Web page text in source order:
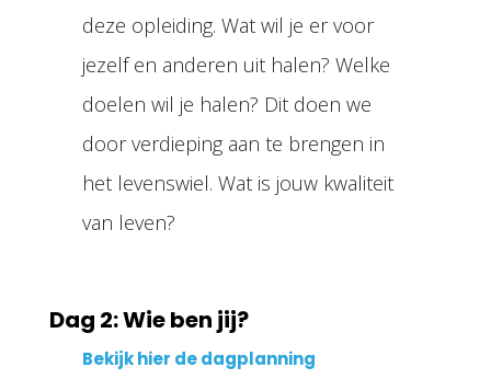
deze opleiding. Wat wil je er voor
jezelf en anderen uit halen? Welke
doelen wil je halen? Dit doen we
door verdieping aan te brengen in
het levenswiel. Wat is jouw kwaliteit
van leven?
Dag 2: Wie ben jij?
Bekijk hier de dagplanning